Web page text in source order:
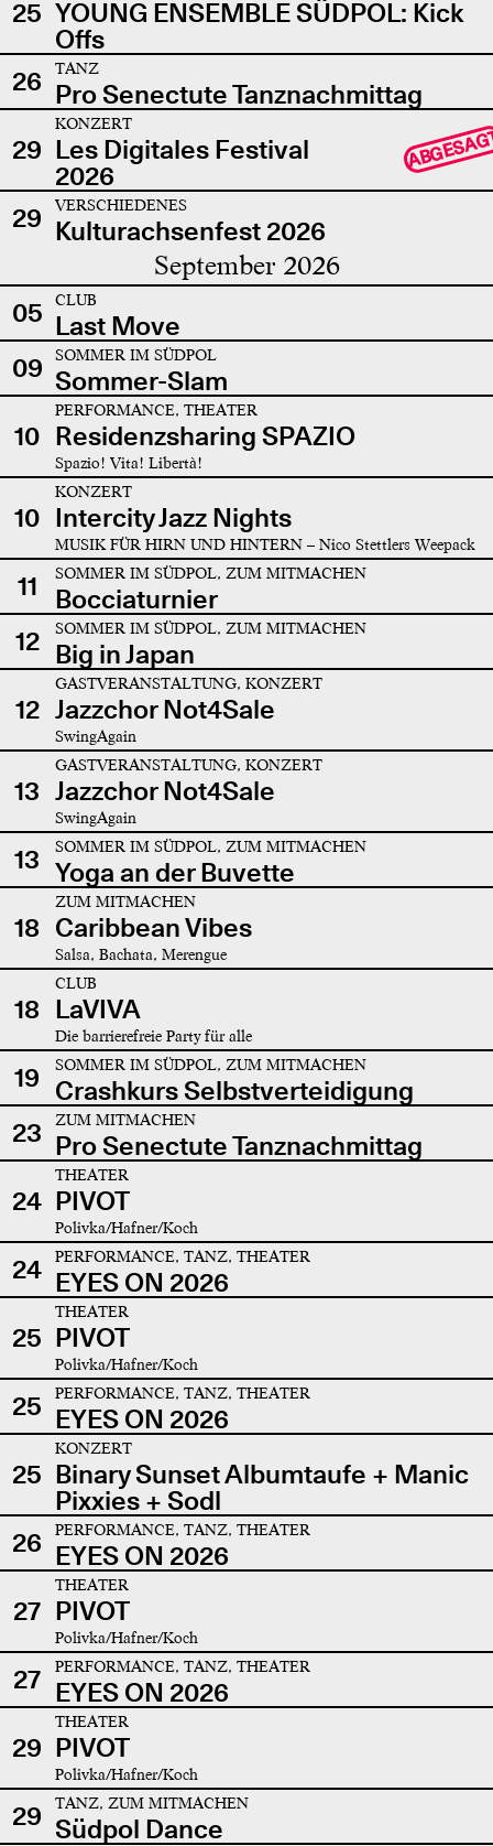
25 YOUNG ENSEMBLE SÜDPOL: Kick
Offs
26
TANZ
Pro Senectute Tanznachmittag
29
KONZERT
Les Digitales Festival
2026
29 VERSCHIEDENES
Kulturachsenfest 2026
September 2026
05 CLUB
Last Move
09
SOMMER IM SÜDPOL
Sommer-Slam
10
PERFORMANCE, THEATER
Residenzsharing SPAZIO
Spazio! Vita! Libertà!
10
KONZERT
Intercity Jazz Nights
MUSIK FÜR HIRN UND HINTERN – Nico Stettlers Weepack
11 SOMMER IM SÜDPOL, ZUM MITMACHEN
Bocciaturnier
12
SOMMER IM SÜDPOL, ZUM MITMACHEN
Big in Japan
12
GASTVERANSTALTUNG, KONZERT
Jazzchor Not4Sale
SwingAgain
13
GASTVERANSTALTUNG, KONZERT
Jazzchor Not4Sale
SwingAgain
13 SOMMER IM SÜDPOL, ZUM MITMACHEN
Yoga an der Buvette
18
ZUM MITMACHEN
Caribbean Vibes
Salsa, Bachata, Merengue
18
CLUB
LaVIVA
Die barrierefreie Party für alle
19 SOMMER IM SÜDPOL, ZUM MITMACHEN
Crashkurs Selbstverteidigung
23
ZUM MITMACHEN
Pro Senectute Tanznachmittag
24
THEATER
PIVOT
Polivka/Hafner/Koch
24 PERFORMANCE, TANZ, THEATER
EYES ON 2026
25
THEATER
PIVOT
Polivka/Hafner/Koch
25 PERFORMANCE, TANZ, THEATER
EYES ON 2026
25
KONZERT
Binary Sunset Albumtaufe + Manic
Pixxies + Sodl
26
PERFORMANCE, TANZ, THEATER
EYES ON 2026
27
THEATER
PIVOT
Polivka/Hafner/Koch
27 PERFORMANCE, TANZ, THEATER
EYES ON 2026
29
THEATER
PIVOT
Polivka/Hafner/Koch
29 TANZ, ZUM MITMACHEN
Südpol Dance